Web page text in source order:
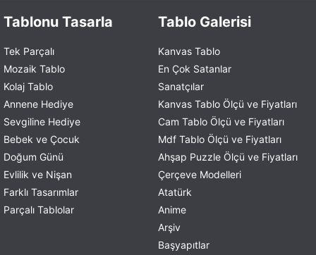
Tablonu Tasarla
Tek Parçalı
Mozaik Tablo
Kolaj Tablo
Annene Hediye
Sevgiline Hediye
Bebek ve Çocuk
Doğum Günü
Evlilik ve Nişan
Farklı Tasarımlar
Parçalı Tablolar
Tablo Galerisi
Kanvas Tablo
En Çok Satanlar
Sanatçılar
Kanvas Tablo Ölçü ve Fiyatları
Cam Tablo Ölçü ve Fiyatları
Mdf Tablo Ölçü ve Fiyatları
Ahşap Puzzle Ölçü ve Fiyatları
Çerçeve Modelleri
Atatürk
Anime
Arşiv
Başyapıtlar